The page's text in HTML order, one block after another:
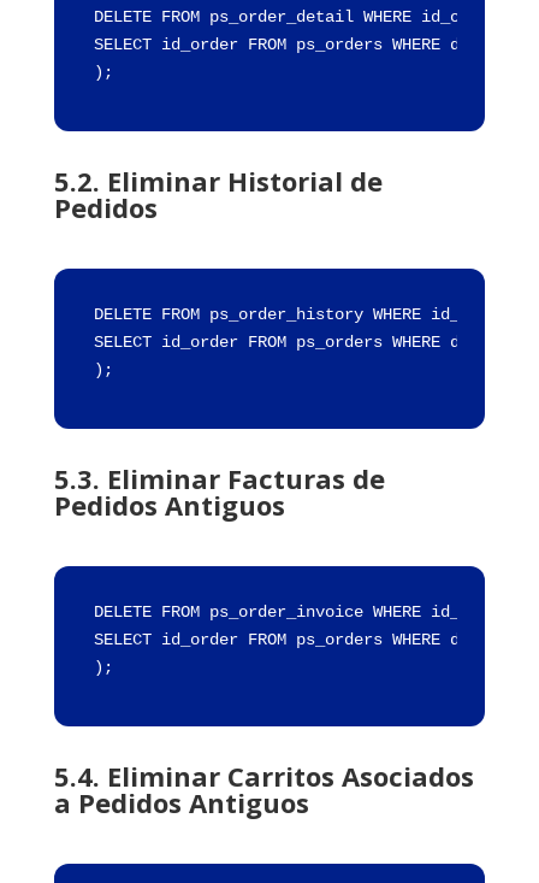
DELETE FROM ps_order_detail WHERE id_order IN
SELECT id_order FROM ps_orders WHERE date_add
);
5.2. Eliminar Historial de
Pedidos
DELETE FROM ps_order_history WHERE id_order
SELECT id_order FROM ps_orders WHERE date_add
);
5.3. Eliminar Facturas de
Pedidos Antiguos
DELETE FROM ps_order_invoice WHERE id_order
SELECT id_order FROM ps_orders WHERE date_add
);
5.4. Eliminar Carritos Asociados
a Pedidos Antiguos